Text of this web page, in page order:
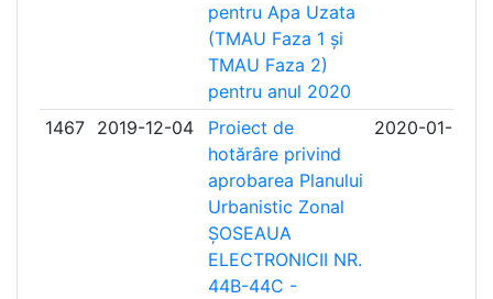
pentru Apa Uzata
(TMAU Faza 1 și
TMAU Faza 2)
pentru anul 2020
1467 2019-12-04
Proiect de
hotărâre privind
aprobarea Planului
Urbanistic Zonal
ȘOSEAUA
ELECTRONICII NR.
44B-44C -
2020-01-06